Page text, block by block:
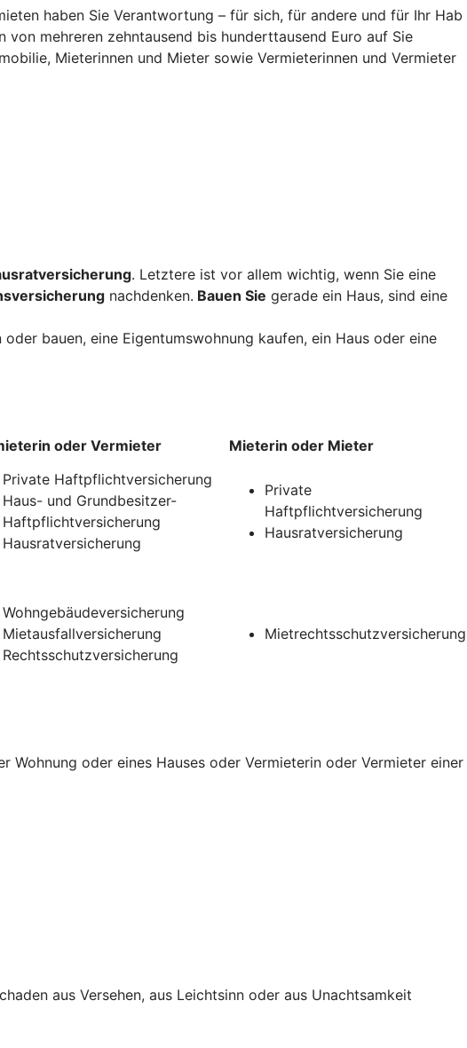
haben Sie Verantwortung – für sich, für andere und für Ihr Hab
von mehreren zehntausend bis hunderttausend Euro auf Sie
Mieterinnen und Mieter sowie Vermieterinnen und Vermieter
. Letztere ist vor allem wichtig, wenn Sie eine
nachdenken. Bauen Sie gerade ein Haus, sind eine
oder bauen, eine Eigentumswohnung kaufen, ein Haus oder eine
oder Vermieter Mieterin oder Mieter
Private Haftpflichtversicherung
Haus- und Grundbesitzer-
Haftpflichtversicherung
Hausratversicherung
Private
Haftpflichtversicherung
Hausratversicherung
Wohngebäudeversicherung
Mietausfallversicherung
Rechtsschutzversicherung
Mietrechtsschutzversicherung
oder eines Hauses oder Vermieterin oder Vermieter einer
aus Versehen, aus Leichtsinn oder aus Unachtsamkeit